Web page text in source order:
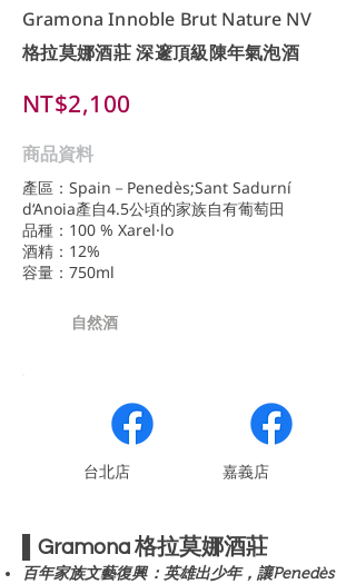
Gramona Innoble Brut Nature NV
格拉莫娜酒莊 深邃頂級陳年氣泡酒
NT$2,100
商品資料
產區：Spain－Penedès;Sant Sadurní
d‘Anoia產自4.5公頃的家族自有葡萄田
品種：100 % Xarel·lo
酒精：12%
容量：750ml
自然酒
​台北店 嘉義店
Gramona 格拉莫娜酒莊
百年家族文藝復興：英雄出少年，讓Penedès